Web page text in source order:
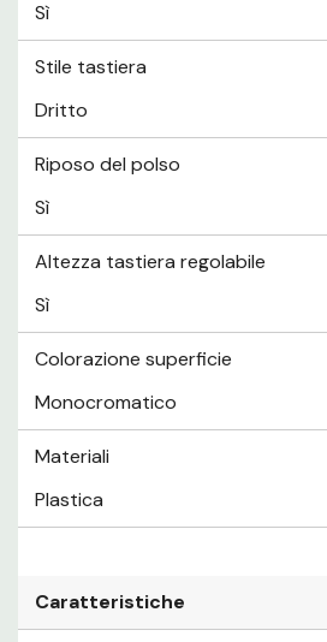
Sì
Stile tastiera
Dritto
Riposo del polso
Sì
Altezza tastiera regolabile
Sì
Colorazione superficie
Monocromatico
Materiali
Plastica
Caratteristiche